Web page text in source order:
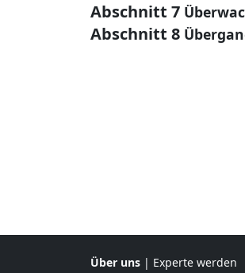
Abschnitt 7
Abschnitt 8
Über uns | Experte werden